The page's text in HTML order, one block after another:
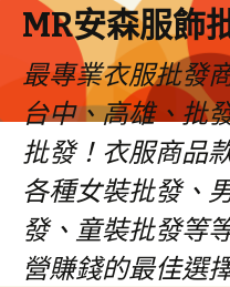
MR安森服飾
最專業衣服批發
台中、高雄、批
批發！衣服商品
各種女裝批發、
發、童裝批發等
營賺錢的最佳選